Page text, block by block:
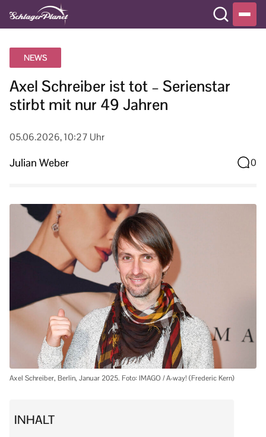
NEWS
Axel Schreiber ist tot – Serienstar
stirbt mit nur 49 Jahren
05.06.2026, 10:27 Uhr
Julian Weber 0
Axel Schreiber, Berlin, Januar 2025. Foto: IMAGO / A-way! (Frederic Kern)
INHALT